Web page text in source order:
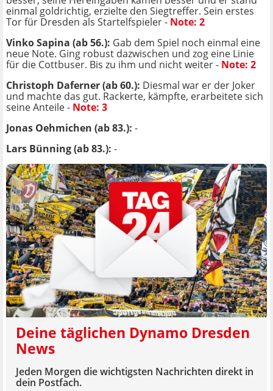
einmal goldrichtig, erzielte den Siegtreffer. Sein erstes
Tor für Dresden als Startelfspieler - Note: 2
Vinko Sapina (ab 56.): Gab dem Spiel noch einmal eine
neue Note. Ging robust dazwischen und zog eine Linie
für die Cottbuser. Bis zu ihm und nicht weiter - Note: 2
Christoph Daferner (ab 60.): Diesmal war er der Joker
und machte das gut. Rackerte, kämpfte, erarbeitete sich
seine Anteile - Note: 3
Jonas Oehmichen (ab 83.): -
Lars Bünning (ab 83.): -
Deine täglichen Dynamo Dresden
News
Jeden Morgen die wichtigsten Nachrichten direkt in
dein Postfach.